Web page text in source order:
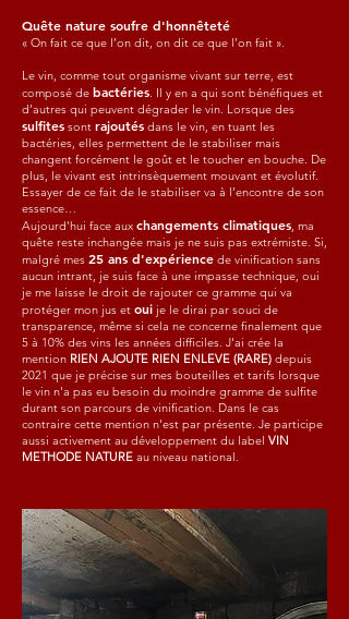
Quête nature soufre d'honnêteté
« On fait ce que l’on dit, on dit ce que l’on fait ».
Le vin, comme tout organisme vivant sur terre, est
composé de bactéries. Il y en a qui sont bénéfiques et
d’autres qui peuvent dégrader le vin. Lorsque des
sulfites sont rajoutés dans le vin, en tuant les
bactéries, elles permettent de le stabiliser mais
changent forcément le goût et le toucher en bouche. De
plus, le vivant est intrinsèquement mouvant et évolutif.
Essayer de ce fait de le stabiliser va à l’encontre de son
essence…
Aujourd'hui face aux changements climatiques, ma
quête reste inchangée mais je ne suis pas extrémiste. Si,
malgré mes 25 ans d'expérience de vinification sans
aucun intrant, je suis face à une impasse technique, oui
je me laisse le droit de rajouter ce gramme qui va
protéger mon jus et oui je le dirai par souci de
transparence, même si cela ne concerne finalement que
5 à 10% des vins les années difficiles. J'ai crée la
mention RIEN AJOUTE RIEN ENLEVE (RARE) depuis
2021 que je précise sur mes bouteilles et tarifs lorsque
le vin n'a pas eu besoin du moindre gramme de sulfite
durant son parcours de vinification. Dans le cas
contraire cette mention n'est par présente. Je participe
aussi activement au développement du label VIN
METHODE NATURE au niveau national.